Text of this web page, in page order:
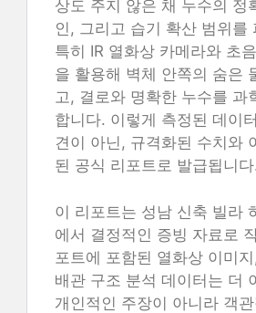
상도 주지 않은 채 누수의 정
인, 그리고 습기 확산 범위를
특히 IR 열화상 카메라와 초
을 활용해 벽체 안쪽의 숨은
고, 결로와 명확한 누수를 과
합니다. 이렇게 측정된 데이
견이 아닌, 규격화된 수치와
된 공식 리포트로 발급됩니
이 리포트는 성남 신축 빌라
에서 결정적인 증빙 자료로
포트에 포함된 열화상 이미
배관 구조 분석 데이터는 더
개인적인 주장이 아니라 객